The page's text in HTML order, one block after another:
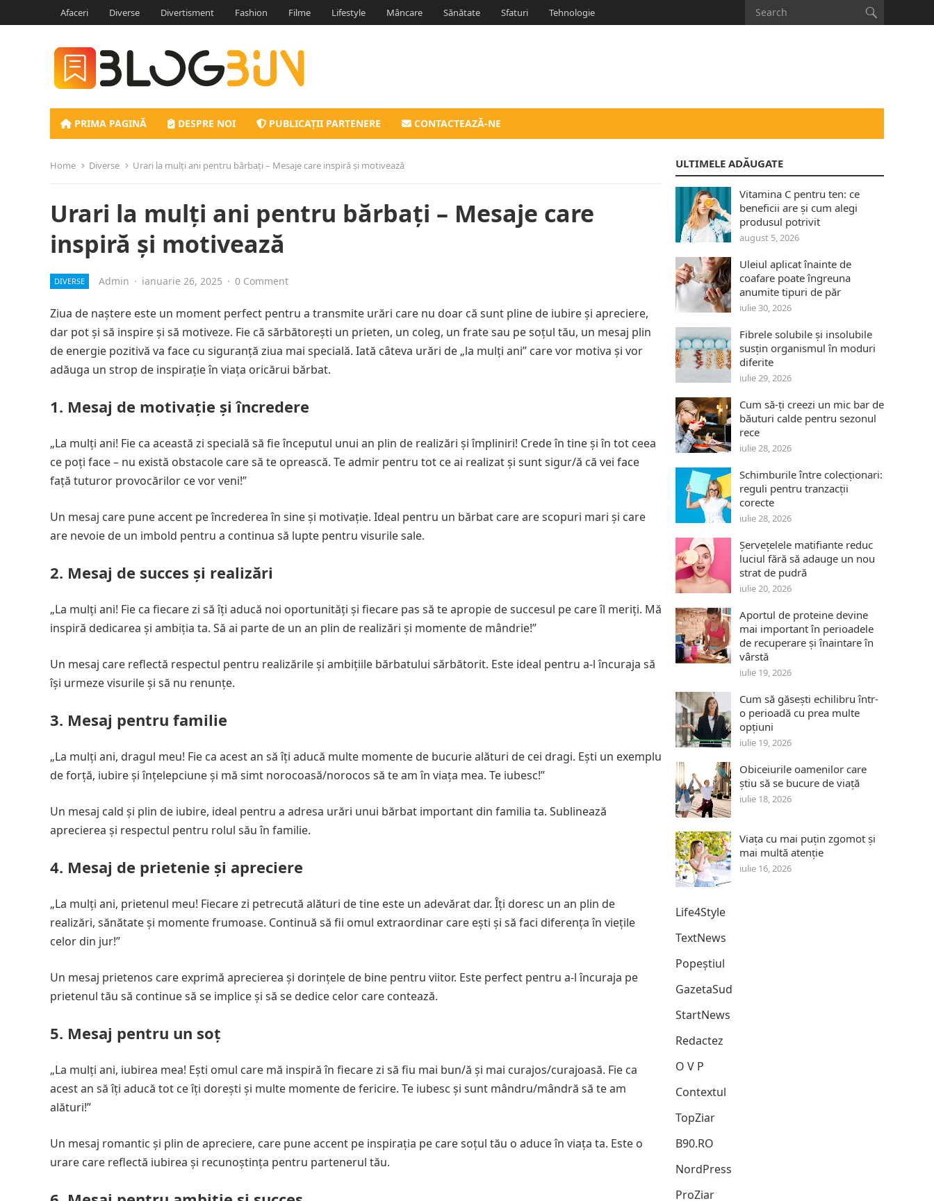
Afaceri Diverse Divertisment Fashion Filme Lifestyle Mâncare Sănătate Sfaturi Tehnologie
PRIMA PAGINĂ DESPRE NOI PUBLICAȚII PARTENERE CONTACTEAZĂ-NE
Home Diverse Urari la mulți ani pentru bărbați – Mesaje care inspiră și motivează
Urari la mulți ani pentru bărbați – Mesaje care
inspiră și motivează
DIVERSE Admin · ianuarie 26, 2025 · 0 Comment
Ziua de naștere este un moment perfect pentru a transmite urări care nu doar că sunt pline de iubire și apreciere,
dar pot și să inspire și să motiveze. Fie că sărbătorești un prieten, un coleg, un frate sau pe soțul tău, un mesaj plin
de energie pozitivă va face cu siguranță ziua mai specială. Iată câteva urări de „la mulți ani” care vor motiva și vor
adăuga un strop de inspirație în viața oricărui bărbat.
1. Mesaj de motivație și încredere
„La mulți ani! Fie ca această zi specială să fie începutul unui an plin de realizări și împliniri! Crede în tine și în tot ceea
ce poți face – nu există obstacole care să te oprească. Te admir pentru tot ce ai realizat și sunt sigur/ă că vei face
față tuturor provocărilor ce vor veni!”
Un mesaj care pune accent pe încrederea în sine și motivație. Ideal pentru un bărbat care are scopuri mari și care
are nevoie de un imbold pentru a continua să lupte pentru visurile sale.
2. Mesaj de succes și realizări
„La mulți ani! Fie ca fiecare zi să îți aducă noi oportunități și fiecare pas să te apropie de succesul pe care îl meriți. Mă
inspiră dedicarea și ambiția ta. Să ai parte de un an plin de realizări și momente de mândrie!”
Un mesaj care reflectă respectul pentru realizările și ambițiile bărbatului sărbătorit. Este ideal pentru a-l încuraja să
își urmeze visurile și să nu renunțe.
3. Mesaj pentru familie
„La mulți ani, dragul meu! Fie ca acest an să îți aducă multe momente de bucurie alături de cei dragi. Ești un exemplu
de forță, iubire și înțelepciune și mă simt norocoasă/norocos să te am în viața mea. Te iubesc!”
Un mesaj cald și plin de iubire, ideal pentru a adresa urări unui bărbat important din familia ta. Sublinează
aprecierea și respectul pentru rolul său în familie.
4. Mesaj de prietenie și apreciere
„La mulți ani, prietenul meu! Fiecare zi petrecută alături de tine este un adevărat dar. Îți doresc un an plin de
realizări, sănătate și momente frumoase. Continuă să fii omul extraordinar care ești și să faci diferența în viețile
celor din jur!”
Un mesaj prietenos care exprimă aprecierea și dorințele de bine pentru viitor. Este perfect pentru a-l încuraja pe
prietenul tău să continue să se implice și să se dedice celor care contează.
5. Mesaj pentru un soț
„La mulți ani, iubirea mea! Ești omul care mă inspiră în fiecare zi să fiu mai bun/ă și mai curajos/curajoasă. Fie ca
acest an să îți aducă tot ce îți dorești și multe momente de fericire. Te iubesc și sunt mândru/mândră să te am
alături!”
Un mesaj romantic și plin de apreciere, care pune accent pe inspirația pe care soțul tău o aduce în viața ta. Este o
urare care reflectă iubirea și recunoștința pentru partenerul tău.
ULTIMELE ADĂUGATE
Vitamina C pentru ten: ce
beneficii are și cum alegi
produsul potrivit
august 5, 2026
Uleiul aplicat înainte de
coafare poate îngreuna
anumite tipuri de păr
iulie 30, 2026
Fibrele solubile și insolubile
susțin organismul în moduri
diferite
iulie 29, 2026
Cum să-ți creezi un mic bar de
băuturi calde pentru sezonul
rece
iulie 28, 2026
Schimburile între colecționari:
reguli pentru tranzacții
corecte
iulie 28, 2026
Șervețelele matifiante reduc
luciul fără să adauge un nou
strat de pudră
iulie 20, 2026
Aportul de proteine devine
mai important în perioadele
de recuperare și înaintare în
vârstă
iulie 19, 2026
Cum să găsești echilibru într-
o perioadă cu prea multe
opțiuni
iulie 19, 2026
Obiceiurile oamenilor care
știu să se bucure de viață
iulie 18, 2026
Viața cu mai puțin zgomot și
mai multă atenție
iulie 16, 2026
Life4Style
TextNews
Popeștiul
GazetaSud
StartNews
Redactez
O V P
Contextul
TopZiar
B90.RO
NordPress
ProZiar